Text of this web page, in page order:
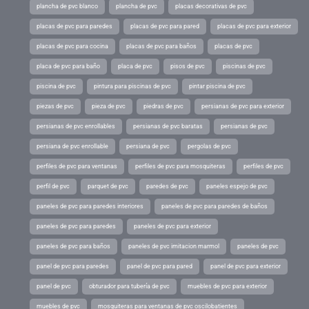
plancha de pvc blanco plancha de pvc placas decorativas de pvc
placas de pvc para paredes placas de pvc para pared placas de pvc para exterior
placas de pvc para cocina placas de pvc para baños placas de pvc
placa de pvc para baño placa de pvc pisos de pvc piscinas de pvc
piscina de pvc pintura para piscinas de pvc pintar piscina de pvc
piezas de pvc pieza de pvc piedras de pvc persianas de pvc para exterior
persianas de pvc enrollables persianas de pvc baratas persianas de pvc
persiana de pvc enrollable persiana de pvc pergolas de pvc
perfiles de pvc para ventanas perfiles de pvc para mosquiteras perfiles de pvc
perfil de pvc parquet de pvc paredes de pvc paneles espejo de pvc
paneles de pvc para paredes interiores paneles de pvc para paredes de baños
paneles de pvc para paredes paneles de pvc para exterior
paneles de pvc para baños paneles de pvc imitacion marmol paneles de pvc
panel de pvc para paredes panel de pvc para pared panel de pvc para exterior
panel de pvc obturador para tubería de pvc muebles de pvc para exterior
muebles de pvc mosquiteras para ventanas de pvc oscilobatientes